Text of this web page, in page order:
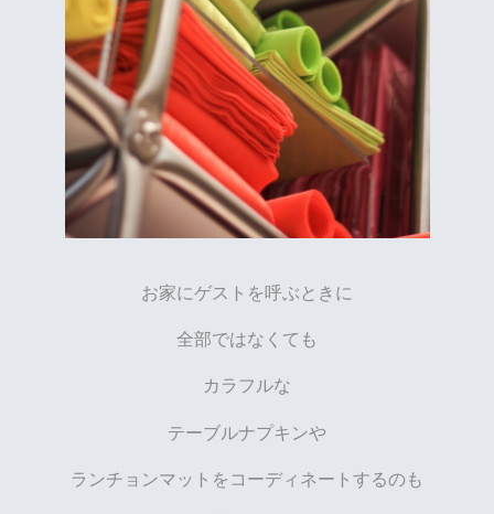
お家にゲストを呼ぶときに
全部ではなくても
カラフルな
テーブルナプキンや
ランチョンマットをコーディネートするのも